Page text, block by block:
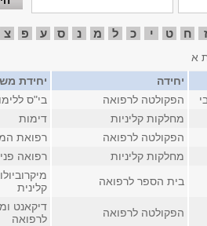
ז ח ט י כ ל מ נ ס ע פ צ
א
יחידה יחידת
הפקולטה לרפואה
בי"ס
מחלקות קליניות
דימות
הפקולטה לרפואה
רפואת
מחלקות קליניות רפואה
בית הספר לרפואה
קלינית
הפקולטה לרפואה
דיקאנט
לרפואה